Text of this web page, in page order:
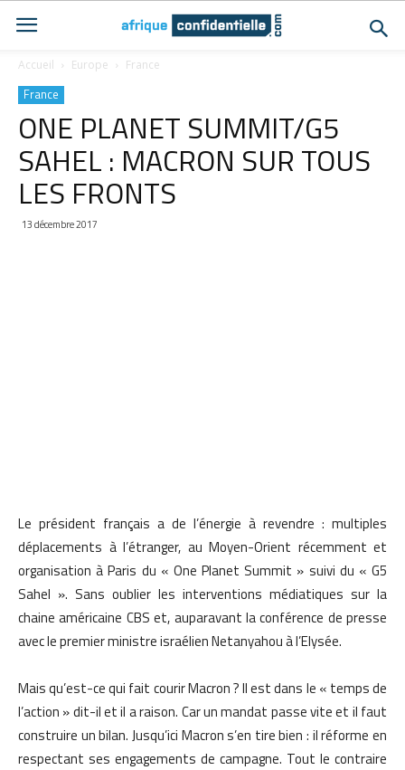
Accueil Europe France
France
ONE PLANET SUMMIT/G5
SAHEL : MACRON SUR TOUS
LES FRONTS
13 décembre 2017
Le président français a de l’énergie à revendre : multiples
déplacements à l’étranger, au Moyen-Orient récemment et
organisation à Paris du « One Planet Summit » suivi du « G5
Sahel ». Sans oublier les interventions médiatiques sur la
chaine américaine CBS et, auparavant la conférence de presse
avec le premier ministre israélien Netanyahou à l’Elysée.
Mais qu’est-ce qui fait courir Macron ? Il est dans le « temps de
l’action » dit-il et il a raison. Car un mandat passe vite et il faut
construire un bilan. Jusqu’ici Macron s’en tire bien : il réforme en
respectant ses engagements de campagne. Tout le contraire